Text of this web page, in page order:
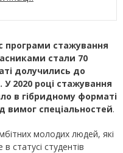
програми стажування
стали 70
долучились до
2020 році стажування
в гібридному форматі
вимог спеціальностей.
молодих людей, які
статусі студентів